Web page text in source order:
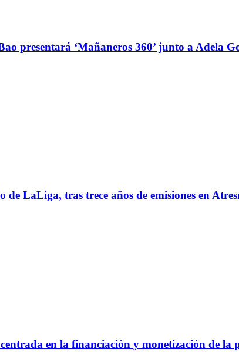
presentará ‘Mañaneros 360’ junto a Adela
LaLiga, tras trece años de emisiones en
en la financiación y monetización de la